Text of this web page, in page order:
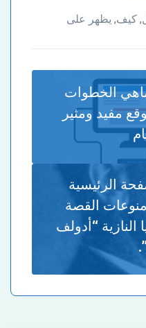
, كيف, يظهر على
الخطوات
مفيد ومثير
الرئيسية
القصة
النازية “أدولف